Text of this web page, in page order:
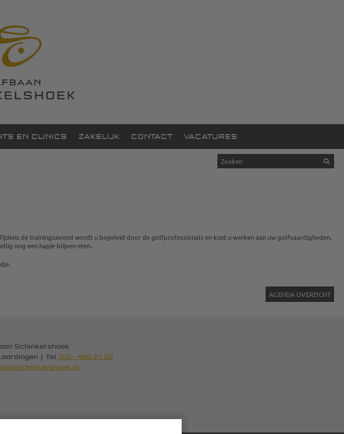
EN CLINICS ZAKELIJK CONTACT VACATURES
de trainingsavond wordt u begeleid door de golfprofessionals en kunt u werken aan uw golfvaardigheden.
nog een hapje blijven eten.
AGENDA OVERZICHT
Schinkelshoek
| Tel 010 - 460 21 39